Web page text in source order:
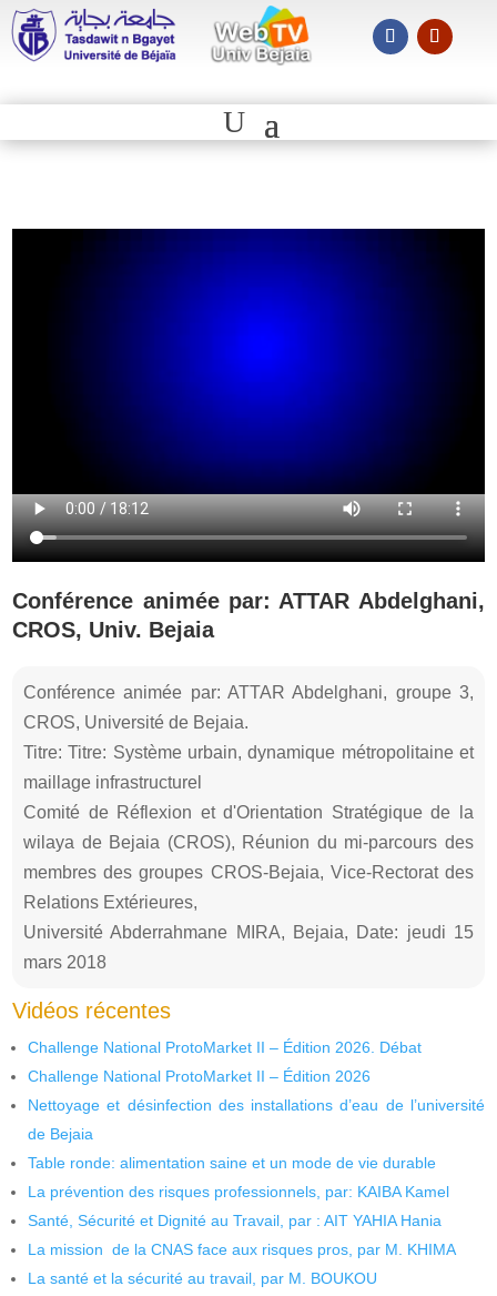
Conférence animée par: ATTAR Abdelghani,
CROS, Univ. Bejaia
Conférence animée par: ATTAR Abdelghani, groupe 3,
CROS, Université de Bejaia.
Titre: Titre: Système urbain, dynamique métropolitaine et
maillage infrastructurel
Comité de Réflexion et d'Orientation Stratégique de la
wilaya de Bejaia (CROS), Réunion du mi-parcours des
membres des groupes CROS-Bejaia, Vice-Rectorat des
Relations Extérieures,
Université Abderrahmane MIRA, Bejaia, Date: jeudi 15
mars 2018
Vidéos récentes
Challenge National ProtoMarket II – Édition 2026. Débat
Challenge National ProtoMarket II – Édition 2026
Nettoyage et désinfection des installations d’eau de l’université
de Bejaia
Table ronde: alimentation saine et un mode de vie durable
La prévention des risques professionnels, par: KAIBA Kamel
Santé, Sécurité et Dignité au Travail, par : AIT YAHIA Hania
La mission de la CNAS face aux risques pros, par M. KHIMA
La santé et la sécurité au travail, par M. BOUKOU